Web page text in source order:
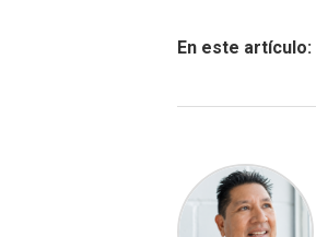
En este artículo: